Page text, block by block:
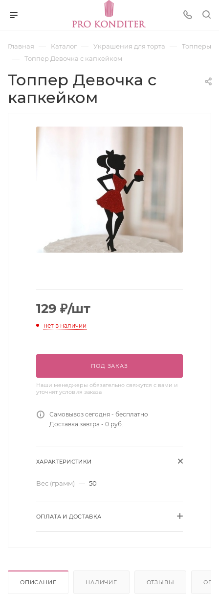
Главная — Каталог — Украшения для торта — Топперы
— Топпер Девочка с капкейком
Топпер Девочка с
капкейком
129 ₽/шт
нет в наличии
ПОД ЗАКАЗ
Наши менеджеры обязательно свяжутся с вами и
уточнят условия заказа
Самовывоз сегодня - бесплатно
Доставка завтра - 0 руб.
ХАРАКТЕРИСТИКИ
Вес (грамм) — 50
ОПЛАТА И ДОСТАВКА
ОПИСАНИЕ НАЛИЧИЕ ОТЗЫВЫ